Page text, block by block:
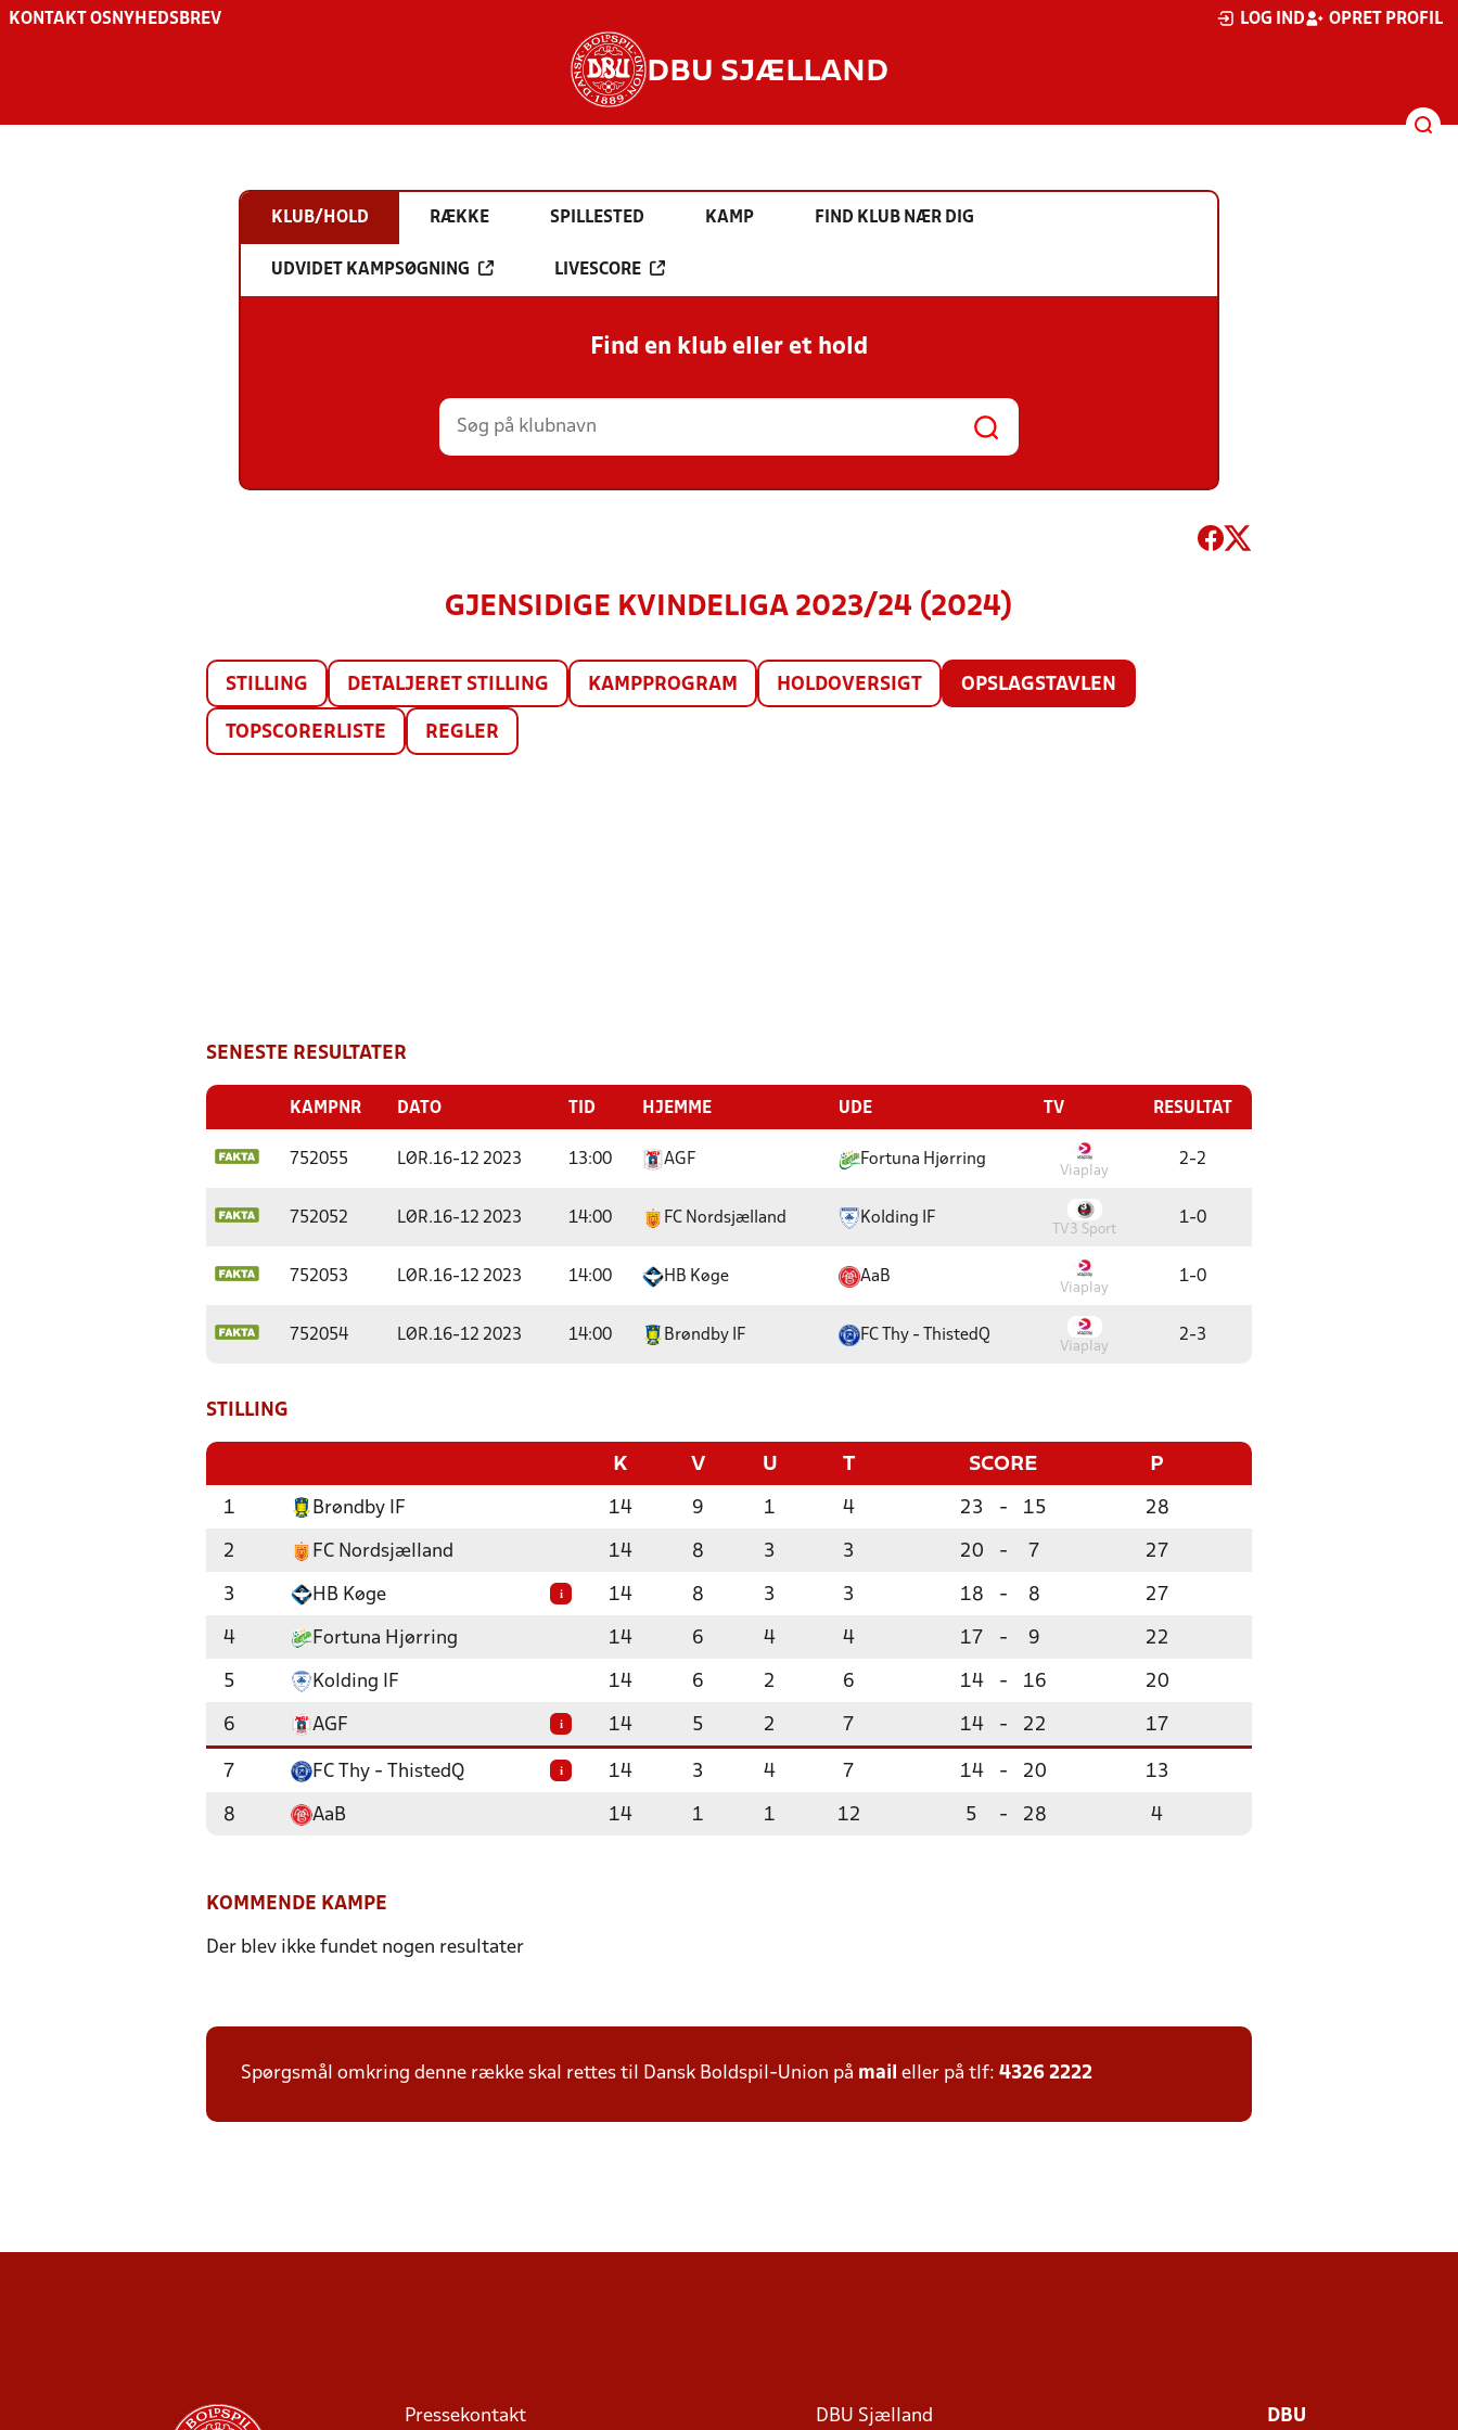
KONTAKT OS NYHEDSBREV LOG IND OPRET PROFIL
DBU SJÆLLAND
KLUB/HOLD RÆKKE SPILLESTED KAMP FIND KLUB NÆR DIG
UDVIDET KAMPSØGNING LIVESCORE
Find en klub eller et hold
GJENSIDIGE KVINDELIGA 2023/24 (2024)
STILLING DETALJERET STILLING KAMPPROGRAM HOLDOVERSIGT OPSLAGSTAVLEN
TOPSCORERLISTE REGLER
SENESTE RESULTATER
KAMPNR DATO TID HJEMME UDE TV RESULTAT
752055 LØR.16-12 2023 13:00 AGF Fortuna Hjørring
Viaplay
2-2
752052 LØR.16-12 2023 14:00 FC Nordsjælland Kolding IF
TV3 Sport
1-0
752053 LØR.16-12 2023 14:00 HB Køge AaB
Viaplay
1-0
752054 LØR.16-12 2023 14:00 Brøndby IF FC Thy - ThistedQ
Viaplay
2-3
STILLING
K V U T SCORE P
1 Brøndby IF 14 9 1 4 23 - 15 28
2 FC Nordsjælland 14 8 3 3 20 - 7 27
3 HB Køge i 14 8 3 3 18 - 8 27
4 Fortuna Hjørring 14 6 4 4 17 - 9 22
5 Kolding IF 14 6 2 6 14 - 16 20
6 AGF i 14 5 2 7 14 - 22 17
7 FC Thy - ThistedQ i 14 3 4 7 14 - 20 13
8 AaB 14 1 1 12 5 - 28 4
KOMMENDE KAMPE
Der blev ikke fundet nogen resultater
Spørgsmål omkring denne række skal rettes til Dansk Boldspil-Union på mail eller på tlf: 4326 2222
Pressekontakt DBU Sjælland DBU